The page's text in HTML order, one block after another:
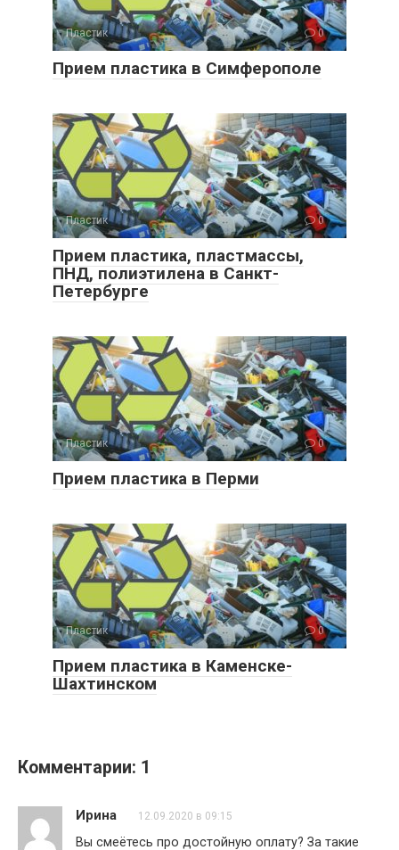
Пластик 0
Прием пластика в Симферополе
Пластик 0
Прием пластика, пластмассы,
ПНД, полиэтилена в Санкт-
Петербурге
Пластик 0
Прием пластика в Перми
Пластик 0
Прием пластика в Каменске-
Шахтинском
Комментарии: 1
Ирина 12.09.2020 в 09:15
Вы смеётесь про достойную оплату? За такие